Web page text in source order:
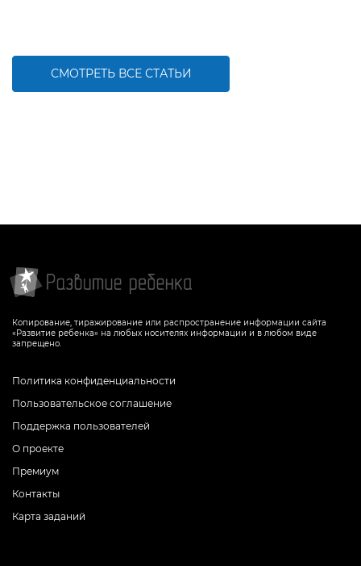
СМОТРЕТЬ ВСЕ СТАТЬИ
Копирование, тиражирование или распространение информации сайта
«Развитие ребенка» на любых носителях информации и в любом виде
запрещено.
Политика конфиденциальности
Пользовательское соглашение
Поддержка пользователей
О проекте
Премиум
Контакты
Карта заданий